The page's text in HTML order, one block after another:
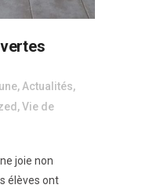
, Actualités,
,Vie de
joie non
élèves ont